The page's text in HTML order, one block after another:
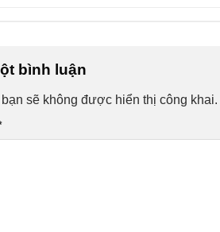
bình luận
sẽ không được hiển thị công khai.